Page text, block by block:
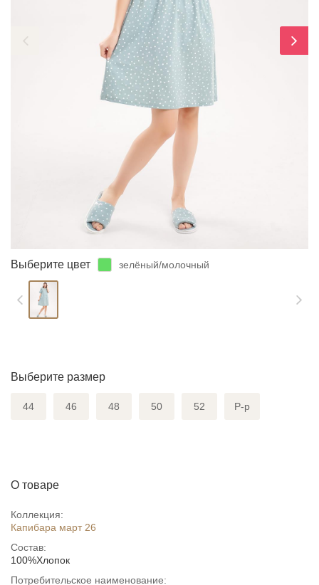
Выберите цвет зелёный/молочный
Выберите размер
44 46 48 50 52 Р-р
О товаре
Коллекция:
Капибара март 26
Состав:
100%Хлопок
Потребительское наименование: